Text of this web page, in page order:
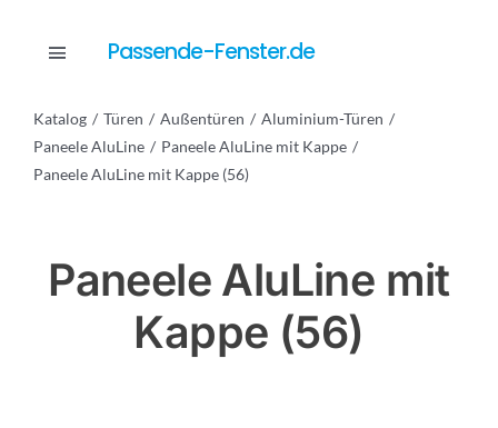
Toggle
Katalog
Anfrage
Passende-Fenster.de
Katalog Türen Außentüren
Aluminium-Türen
Paneele AluLine
Paneele AluLine mit Kappe
Paneele AluLine mit Kappe (56)
Paneele AluLine mit
Kappe (56)